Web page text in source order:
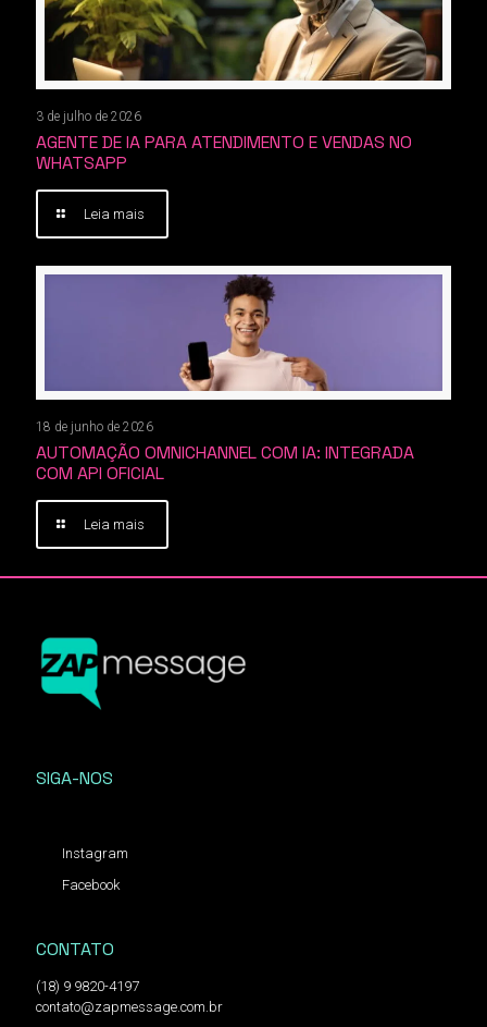
3 de julho de 2026
AGENTE DE IA PARA ATENDIMENTO E VENDAS NO
WHATSAPP
Leia mais
18 de junho de 2026
AUTOMAÇÃO OMNICHANNEL COM IA: INTEGRADA
COM API OFICIAL
Leia mais
SIGA-NOS
Instagram
Facebook
CONTATO
(18) 9 9820-4197
contato@zapmessage.com.br